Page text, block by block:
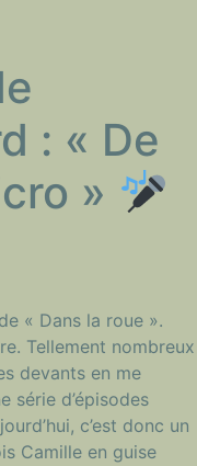
: « De
»
« Dans la roue ».
Tellement nombreux
devants en me
série d’épisodes
c’est donc un
Camille en guise